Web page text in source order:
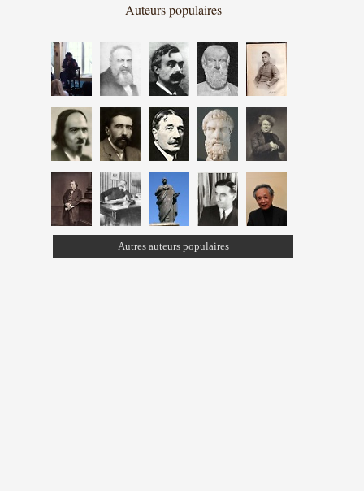
Auteurs populaires
Autres auteurs populaires